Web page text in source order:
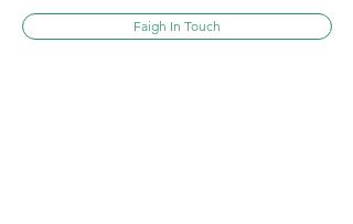
Faigh In Touch